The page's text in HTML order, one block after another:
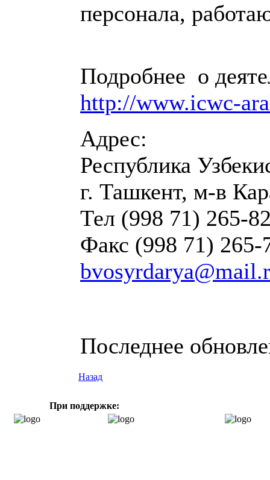
персонала,
Подробнее о
http://www.icwc-
Адрес:
Республика
г. Ташкент, м-в
Тел (998 71) 265-
Факс (998 71) 265-
Последнее
Назад
При поддержке: